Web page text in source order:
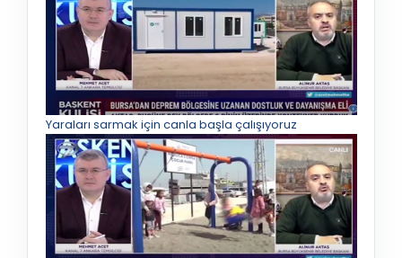
Yaraları sarmak için canla başla çalışıyoruz